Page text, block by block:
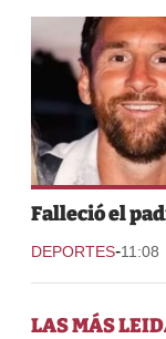
Falleció el
DEPORTES-11:08
LAS MÁS